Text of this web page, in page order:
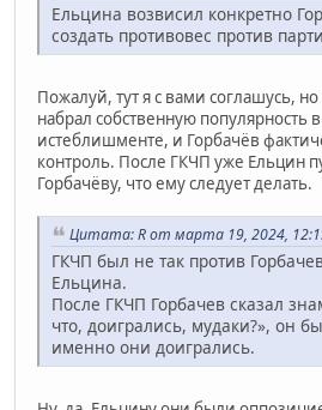
Ельцина возвисил конкретно
создать противовес против
Пожалуй, тут я с вами соглашусь,
набрал собственную популярность
истеблишменте, и Горбачёв
контроль. После ГКЧП уже Ельцин
Горбачёву, что ему следует делать.
Цитата: R от марта 19, 2024,
ГКЧП был не так против
Ельцина.
После ГКЧП Горбачев сказал
что, доигрались, мудаки?», он
именно они доигрались.